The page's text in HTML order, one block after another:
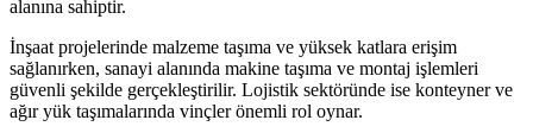
alanına sahiptir.
İnşaat projelerinde malzeme taşıma ve yüksek katlara erişim
sağlanırken, sanayi alanında makine taşıma ve montaj işlemleri
güvenli şekilde gerçekleştirilir. Lojistik sektöründe ise konteyner ve
ağır yük taşımalarında vinçler önemli rol oynar.